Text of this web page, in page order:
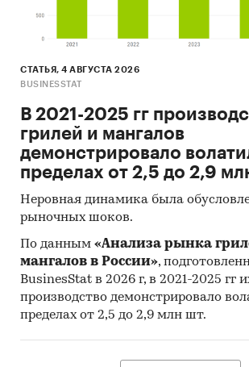
СТАТЬЯ, 4 АВГУСТА 2026
BUSINESSTAT
В 2021-2025 гг
грилей и мангалов
демонстрировало
пределах от 2,5 до 2,9
Неровная динамика была
рыночных шоков.
По данным «Анализа рынка
мангалов в России»,
BusinesStat в 2026 г, в 2021-2025 гг
производство демонстрировало
пределах от 2,5 до 2,9 млн шт.